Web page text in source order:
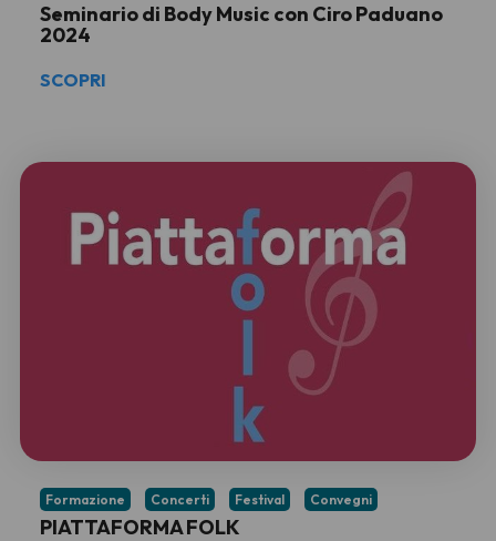
Seminario di Body Music con Ciro Paduano
2024
SCOPRI
PIATTAFORMA FOLK
Formazione Concerti Festival Convegni